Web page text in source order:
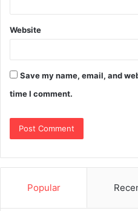
Website
Save my name, email, and
time I comment.
Popular